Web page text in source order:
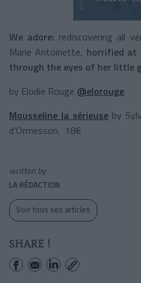
We adore: rediscovering all
Marie Antoinette, horrified at
through the eyes of her little
by Elodie Rouge @elorouge
Mousseline la sérieuseby
d’Ormesson. 18€
written by
LA RÉDACTION
Voir tous ses articles
SHARE !